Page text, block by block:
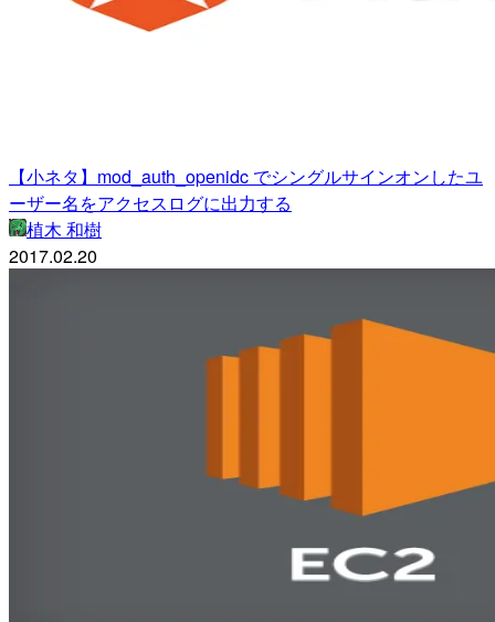
【小ネタ】mod_auth_openidc でシングルサインオンしたユ
ーザー名をアクセスログに出力する
植木 和樹
2017.02.20